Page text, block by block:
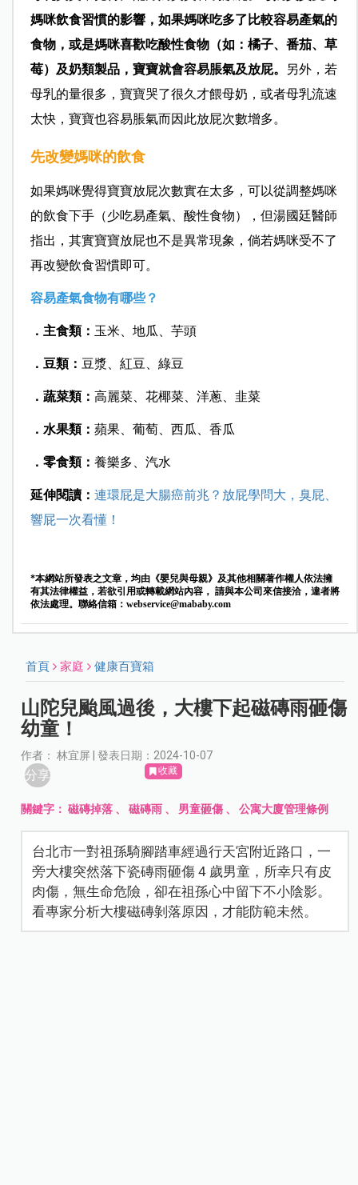
媽咪飲食習慣的影響，如果媽咪吃多了比較容易產氣的
食物，或是媽咪喜歡吃酸性食物（如：橘子、番茄、草
莓）及奶類製品，寶寶就會容易脹氣及放屁。
另外，若
母乳的量很多，寶寶哭了很久才餵母奶，或者母乳流速
太快，寶寶也容易脹氣而因此放屁次數增多。
先改變媽咪的飲食
如果媽咪覺得寶寶放屁次數實在太多，可以從調整媽咪
的飲食下手（少吃易產氣、酸性食物），但湯國廷醫師
指出，其實寶寶放屁也不是異常現象，倘若媽咪受不了
再改變飲食習慣即可。
容易產氣食物有哪些？
．主食類： 玉米、地瓜、芋頭
．豆類： 豆漿、紅豆、綠豆
．蔬菜類： 高麗菜、花椰菜、洋蔥、韭菜
．水果類： 蘋果、葡萄、西瓜、香瓜
．零食類： 養樂多、汽水
延伸閱讀： 連環屁是大腸癌前兆？放屁學問大，臭屁、
響屁一次看懂！
*本網站所發表之文章，均由《嬰兒與母親》及其他相關著作權人依法擁
有其法律權益，若欲引用或轉載網站內容， 請與本公司來信接洽，違者將
依法處理。聯絡信箱： webservice@mababy.com
首頁 家庭 健康百寶箱
山陀兒颱風過後，大樓下起磁磚雨砸傷
幼童！
作者： 林宜屏 | 發表日期：2024-10-07
分享 收藏
關鍵字：磁磚掉落 、磁磚雨 、 男童砸傷 、公寓大廈管理條例
台北市一對祖孫騎腳踏車經過行天宮附近路口，一
旁大樓突然落下瓷磚雨砸傷 4 歲男童，所幸只有皮
肉傷，無生命危險，卻在祖孫心中留下不小陰影。
看專家分析大樓磁磚剝落原因，才能防範未然。